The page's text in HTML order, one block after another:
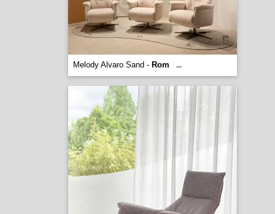
Melody Alvaro Sand - Rom ...